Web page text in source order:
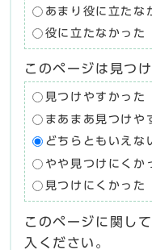
あまり役に立たな
役に立たなかった
このページは見つ
見つけやすかった
まあまあ見つけや
どちらともいえな
やや見つけにくか
見つけにくかった
このページに関し
入ください。